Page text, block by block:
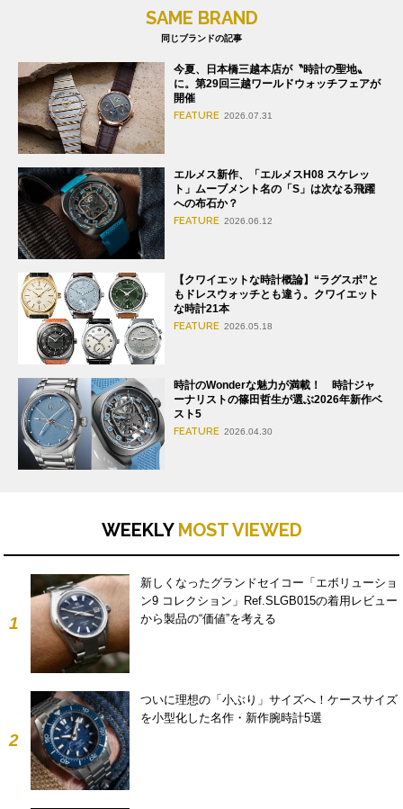
SAME BRAND
同じブランドの記事
今夏、日本橋三越本店が〝時計の聖地〟
に。第29回三越ワールドウォッチフェアが
開催
FEATURE 2026.07.31
エルメス新作、「エルメスH08 スケレッ
ト」ムーブメント名の「S」は次なる飛躍
への布石か？
FEATURE 2026.06.12
【クワイエットな時計概論】“ラグスポ”と
もドレスウォッチとも違う。クワイエット
な時計21本
FEATURE 2026.05.18
時計のWonderな魅力が満載！ 時計ジャ
ーナリストの篠田哲生が選ぶ2026年新作ベ
スト5
FEATURE 2026.04.30
WEEKLY MOST VIEWED
1
新しくなったグランドセイコー「エボリューショ
ン9 コレクション」Ref.SLGB015の着用レビュー
から製品の“価値”を考える
2
ついに理想の「小ぶり」サイズへ！ケースサイズ
を小型化した名作・新作腕時計5選